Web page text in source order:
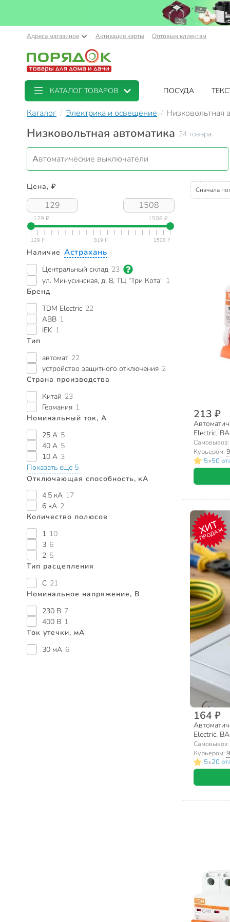
Адреса магазинов Активация карты Оптовым клиентам
КАТАЛОГ ТОВАРОВ ПОСУДА
Каталог Электрика и освещение Низковольтная
Низковольтная автоматика 24 товара
Автоматические выключатели
Цена, ₽
129 ₽ 1508 ₽
Наличие Астрахань
Центральный склад 23
ул. Минусинская, д. 8, ТЦ "Три Кота" 1
Бренд
TDM Electric 22
ABB 1
IEK 1
Тип
автомат 22
устройство защитного отключения 2
Страна производства
Китай 23
Германия 1
Номинальный ток, А
25 А 5
40 А 5
10 А 3
Показать еще 5
Отключающая способность, кА
4.5 кА 17
6 кА 2
Количество полюсов
1 10
3 6
2 5
Тип расцепления
С 21
Номинальное напряжение, В
230 В 7
400 В 1
Ток утечки, мА
30 мА 6
Сначала
213 ₽
Electric,
230/400
Самовывоз:
Курьером:
5•50
ХИТ
ПРОДАЖ
164 ₽
Electric,
SQ0218-
Самовывоз:
Курьером:
5•20